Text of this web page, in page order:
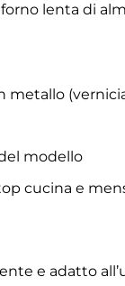
lenta di
modello
cucina e
e adatto